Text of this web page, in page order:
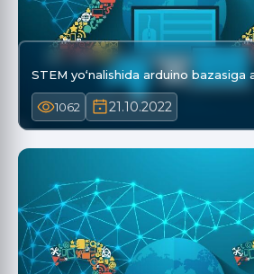
STEM yo‘nalishida arduino bazasiga
1062 21.10.2022